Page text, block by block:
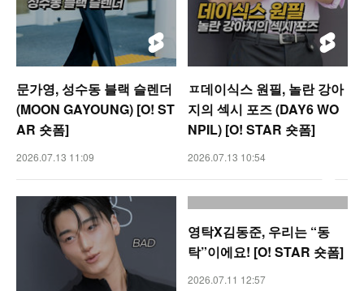
문가영, 성수동 블랙 슬렌더
(MOON GAYOUNG) [O! ST
AR 숏폼]
2026.07.13 11:09
ㅍ데이식스 원필, 놀란 강아
지의 섹시 포즈 (DAY6 WO
NPIL) [O! STAR 숏폼]
2026.07.13 10:54
영탁X김동준, 우리는 “동
탁”이에요! [O! STAR 숏폼]
2026.07.11 12:57